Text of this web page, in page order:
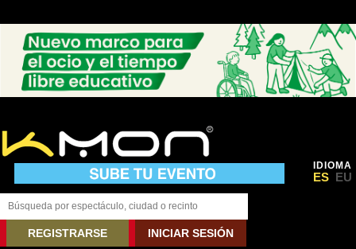
IDIOMA
ES EU
REGISTRARSE INICIAR SESIÓN